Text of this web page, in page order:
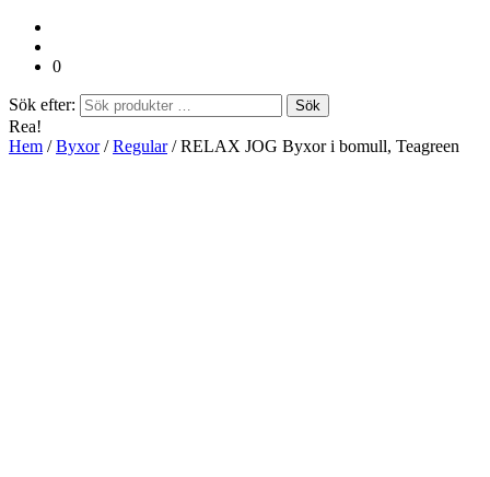
0
Sök efter: Sök
Rea!
Hem /Byxor/Regular/ RELAX JOG Byxor i bomull, Teagreen